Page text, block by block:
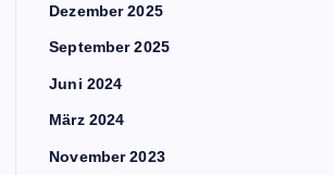
Dezember 2025
September 2025
Juni 2024
März 2024
November 2023